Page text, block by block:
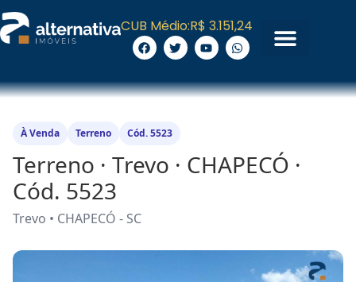
CUB Médio:R$ 3.151,24
À Venda Terreno Cód. 5523
Terreno · Trevo · CHAPECÓ ·
Cód. 5523
Trevo • CHAPECÓ - SC